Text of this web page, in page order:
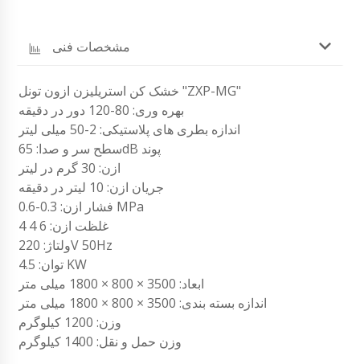
مشخصات فنی
خشک کن استریلیزن ازون تونل "ZXP-MG"
بهره وری: 80-120 دور در دقیقه
اندازه بطری های پلاستیکی: 2-50 میلی لیتر
سطح سر و صدا: 65dB پوند
ازن: 30 گرم در لیتر
جریان ازن: 10 لیتر در دقیقه
فشار ازن: 0.3-0.6 MPa
غلظت ازن: 6 4 4
ولتاژ: 220V 50Hz
توان: 4.5 KW
ابعاد: 3500 × 800 × 1800 میلی متر
اندازه بسته بندی: 3500 × 800 × 1800 میلی متر
وزن: 1200 کیلوگرم
وزن حمل و نقل: 1400 کیلوگرم